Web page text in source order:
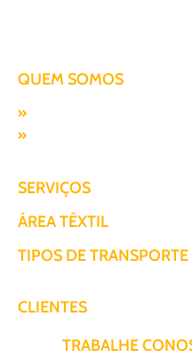
QUEM SOMOS
SERVIÇOS
ÁREA TÊXTIL
TIPOS DE TRANSPORTE
CLIENTES
TRABALHE